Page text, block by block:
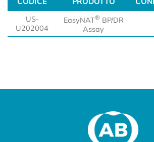
CODICE
PRODOTTO
US-
U202004
EasyNAT®BP/DR
Assay